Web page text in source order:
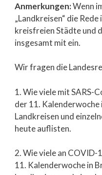
Anmerkungen:Wenn
„Landkreisen“ die
kreisfreien Städte und
insgesamt mit ein.
Wir fragen die
1. Wie viele mit SARS-
der 11. Kalenderwoche
Landkreisen und
heute auflisten.
2. Wie viele an COVID-
11. Kalenderwoche in